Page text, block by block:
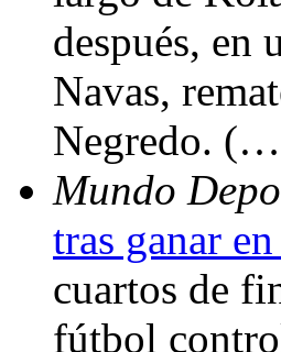
después, en
Navas,
Negredo.
Mundo
tras ganar
cuartos de
fútbol